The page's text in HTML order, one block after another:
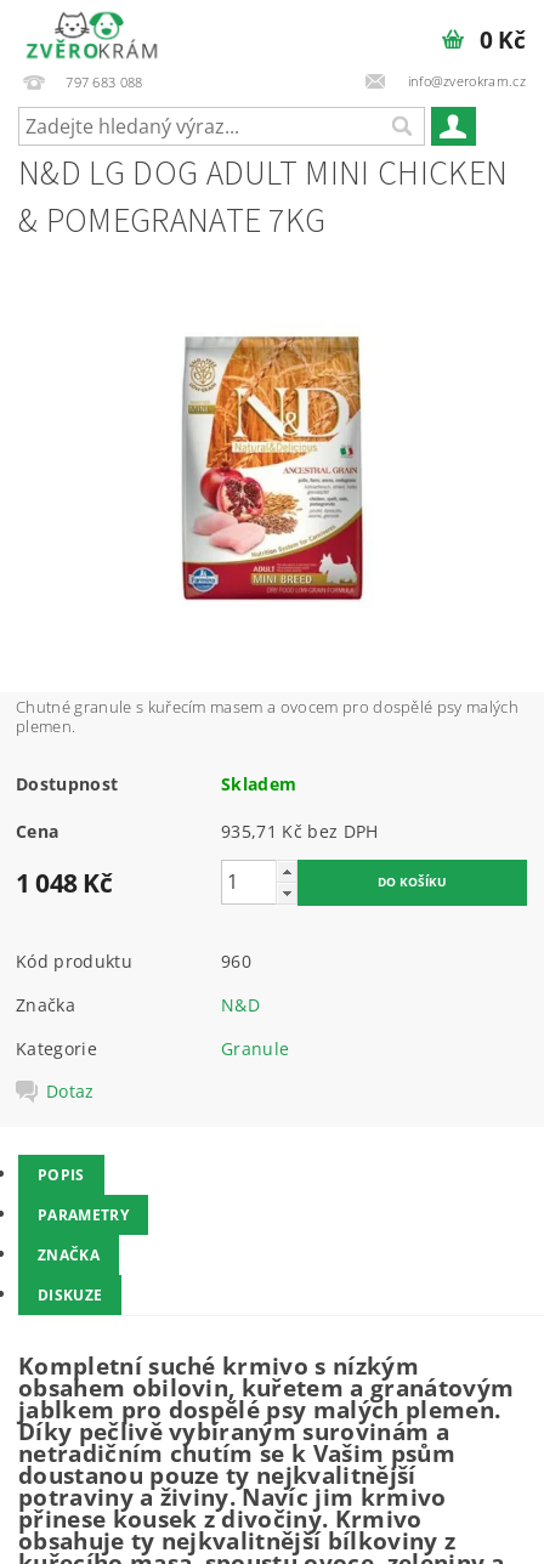
797 683 088 info@zverokram.cz
0 Kč
N&D LG DOG ADULT MINI CHICKEN
& POMEGRANATE 7KG
Chutné granule s kuřecím masem a ovocem pro dospělé psy malých
plemen.
Dostupnost Skladem
Cena 935,71 Kč bez DPH
1 048 Kč
Kód produktu
960
Značka
N&D
Kategorie
Granule
Dotaz
POPIS
PARAMETRY
ZNAČKA
DISKUZE
Kompletní suché krmivo s nízkým
obsahem obilovin, kuřetem a granátovým
jablkem pro dospělé psy malých plemen.
Díky pečlivě vybíraným surovinám a
netradičním chutím se k Vašim psům
doustanou pouze ty nejkvalitnější
potraviny a živiny. Navíc jim krmivo
přinese kousek z divočiny. Krmivo
obsahuje ty nejkvalitnější bílkoviny z